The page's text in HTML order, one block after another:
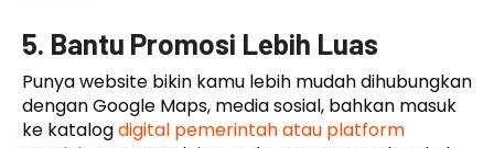
5. Bantu Promosi Lebih Luas
Punya website bikin kamu lebih mudah dihubungkan
dengan Google Maps, media sosial, bahkan masuk
ke katalogdigital pemerintah atau platform